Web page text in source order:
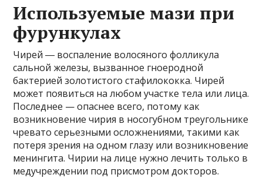
Используемые мази при
фурункулах
Чирей ― воспаление волосяного фолликула
сальной железы, вызванное гноеродной
бактерией золотистого стафилококка. Чирей
может появиться на любом участке тела или лица.
Последнее — опаснее всего, потому как
возникновение чирия в носогубном треугольнике
чревато серьезными осложнениями, такими как
потеря зрения на одном глазу или возникновение
менингита. Чирии на лице нужно лечить только в
медучреждении под присмотром докторов.